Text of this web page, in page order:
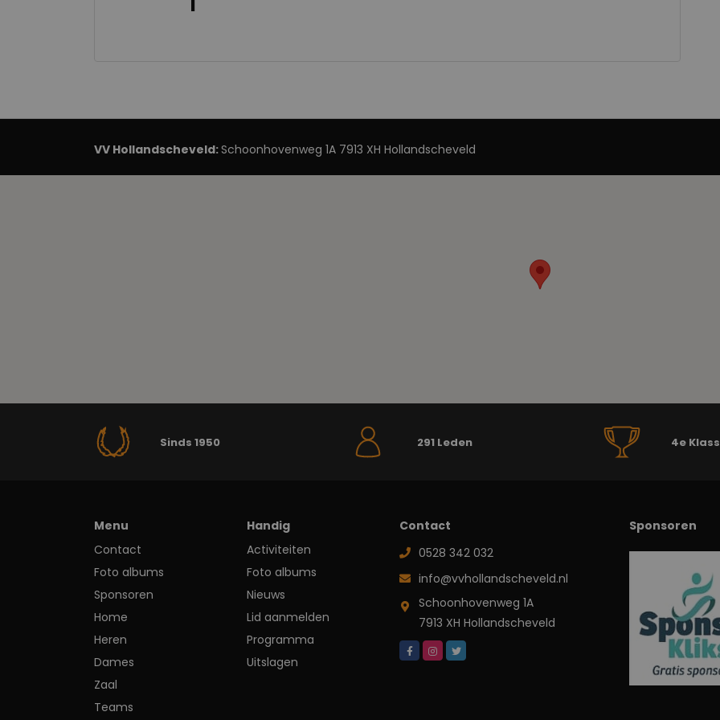
VV Hollandscheveld:Schoonhovenweg 1A 7913 XH Hollandscheveld
Sinds 1950 291 Leden 4e
Menu
Contact
Foto albums
Sponsoren
Home
Heren
Dames
Zaal
Teams
Handig
Activiteiten
Foto albums
Nieuws
Lid aanmelden
Programma
Uitslagen
Contact
0528 342 032
info@vvhollandscheveld.nl
Schoonhovenweg 1A
7913 XH Hollandscheveld
Sponsoren